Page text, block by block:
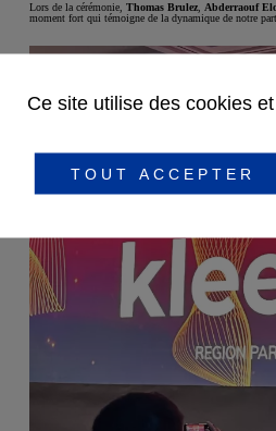
Lors de la cérémonie, Thomas Brulez Abderraouf
moment fort qui témoigne de la dynamique de notre
Ce site utilise des cookies
TOUT ACCEPTER